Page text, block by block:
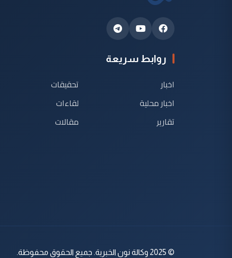
روابط سريعة
اخبار
اخبار محلية
تقارير
تحقيقات
لقاءات
مقالات
© 2025 وكالة نون الخبرية. جميع الحقوق محفوظة.